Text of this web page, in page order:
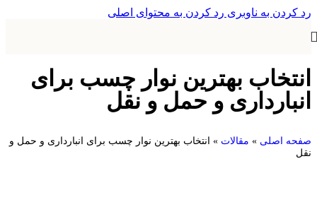
رد کردن به ناوبری رد کردن به محتوای اصلی
انتخاب بهترین نوار چسب برای
انبارداری و حمل و نقل
صفحه اصلی » مقالات » انتخاب بهترین نوار چسب برای انبارداری و حمل و
نقل